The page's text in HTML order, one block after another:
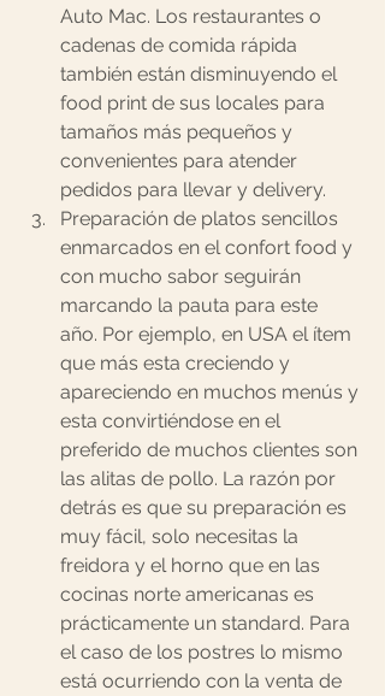
Auto Mac. Los restaurantes o
cadenas de comida rápida
también están disminuyendo el
food print de sus locales para
tamaños más pequeños y
convenientes para atender
pedidos para llevar y delivery.
Preparación de platos sencillos
enmarcados en el confort food y
con mucho sabor seguirán
marcando la pauta para este
año. Por ejemplo, en USA el ítem
que más esta creciendo y
apareciendo en muchos menús y
esta convirtiéndose en el
preferido de muchos clientes son
las alitas de pollo. La razón por
detrás es que su preparación es
muy fácil, solo necesitas la
freidora y el horno que en las
cocinas norte americanas es
prácticamente un standard. Para
el caso de los postres lo mismo
está ocurriendo con la venta de